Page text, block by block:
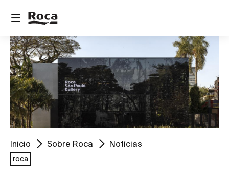
Inicio Sobre Roca Notícias
roca